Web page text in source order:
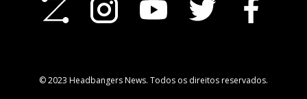
© 2023 Headbangers News. Todos os direitos reservados.